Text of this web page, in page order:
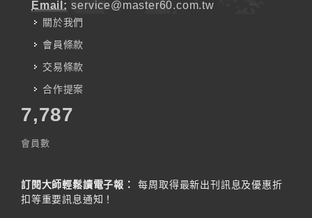
Email: service@master60.com.tw
關於我們
會員條款
交易條款
合作提案
7,787
會員數
訂閱大師輕鬆讀電子報：
每周取得最新出刊訊息及優惠折
扣等重要訊息通知！